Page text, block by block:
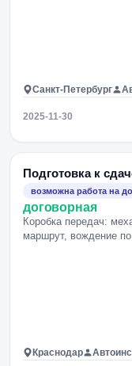
Санкт-Петербург
2025-11-30
Подготовка к
возможна работа на
договорная
Коробка передач:
маршрут, вождение по
Краснодар